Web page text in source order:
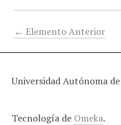
← Elemento Anterior
Universidad Autónoma
Tecnología de Omeka.